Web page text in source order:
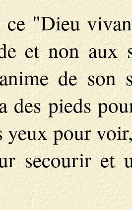
ce "Dieu
et non aux
de son
des pieds
yeux pour
secourir et